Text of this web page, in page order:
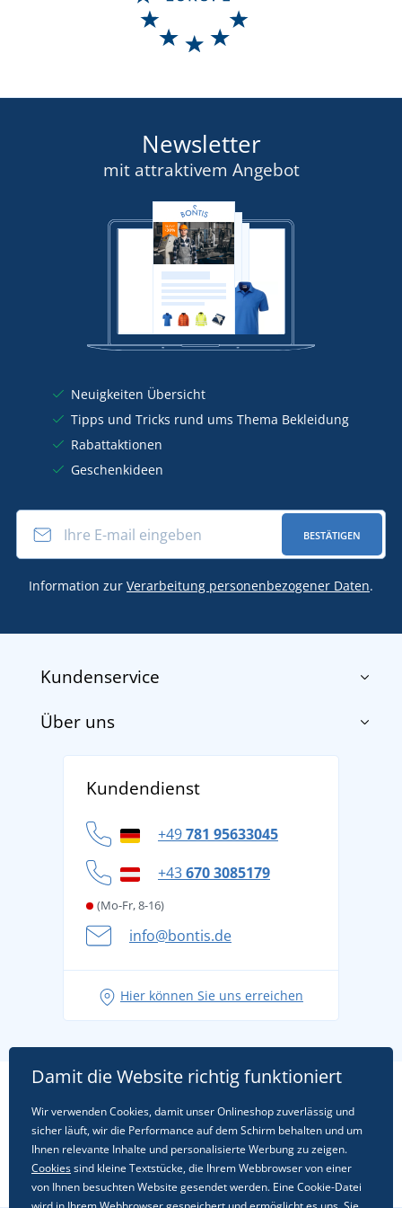
Newsletter
mit attraktivem Angebot
Neuigkeiten Übersicht
Tipps und Tricks rund ums Thema Bekleidung
Rabattaktionen
Geschenkideen
BESTÄTIGEN
Information zur Verarbeitung personenbezogener Daten.
Kundenservice
Impressum
Versand und Zahlung
Datenschutz
Cookie-Richtlinie
Über uns
Für Unternehmen und Organisationen
Kundendienst
+49781 95633045
+43670 3085179
(Mo-Fr, 8-16)
info@bontis.de
Hier können Sie uns erreichen
Damit die Website richtig funktioniert
Wir verwenden Cookies, damit unser Onlineshop zuverlässig und
sicher läuft, wir die Performance auf dem Schirm behalten und um
Ihnen relevante Inhalte und personalisierte Werbung zu zeigen.
Cookiessind kleine Textstücke, die Ihrem Webbrowser von einer
von Ihnen besuchten Website gesendet werden. Eine Cookie-Datei